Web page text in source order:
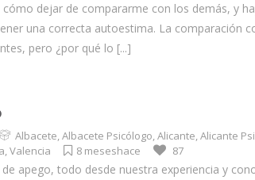
cómo dejar de compararme con los demás, y
una correcta autoestima. La comparación
pero ¿por qué lo [...]
Albacete,Albacete Psicólogo,Alicante,Alicante
,Valencia 8 meseshace 87
apego, todo desde nuestra experiencia y